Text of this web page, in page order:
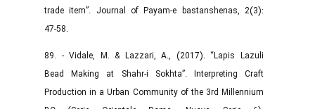
trade item”. Journal of Payam-e bastanshenas, 2(3):
47-58.
89. - Vidale, M. & Lazzari, A., (2017). “Lapis Lazuli
Bead Making at Shahr-i Sokhta”. Interpreting Craft
Production in a Urban Community of the 3rd Millennium